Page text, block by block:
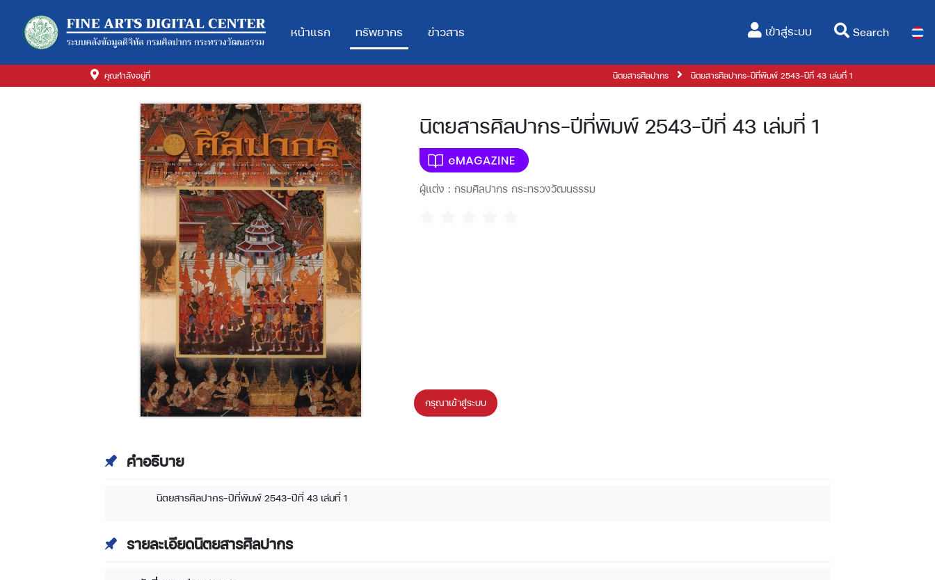
หน้าแรก ทรัพยากร ข่าวสาร เข้าสู่ระบบ (current)Search
คุณกำลังอยู่ที่ นิตยสารศิลปากร นิตยสารศิลปากร-ปีที่พิมพ์ 2543-ปีที่ 43 เล่มที่ 1
นิตยสารศิลปากร-ปีที่พิมพ์ 2543-ปีที่ 43 เล่มที่ 1
ผู้แต่ง : กรมศิลปากร กระทรวงวัฒนธรรม
กรุณาเข้าสู่ระบบ
คำอธิบาย
นิตยสารศิลปากร-ปีที่พิมพ์ 2543-ปีที่ 43 เล่มที่ 1
รายละเอียดนิตยสารศิลปากร